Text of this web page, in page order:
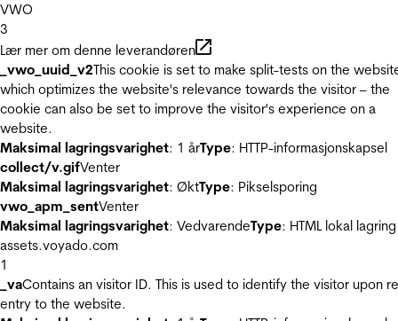
VWO
3
Lær mer om denne leverandøren
_vwo_uuid_v2This cookie is set to make split-tests on the
which optimizes the website's relevance towards the visitor – the
cookie can also be set to improve the visitor's experience on a
website.
Maksimal lagringsvarighet: 1 årType: HTTP-informasjonskapsel
collect/v.gifVenter
Maksimal lagringsvarighet: ØktType: Pikselsporing
vwo_apm_sentVenter
Maksimal lagringsvarighet: VedvarendeType: HTML lokal lagring
assets.voyado.com
1
_vaContains an visitor ID. This is used to identify the visitor upon
entry to the website.